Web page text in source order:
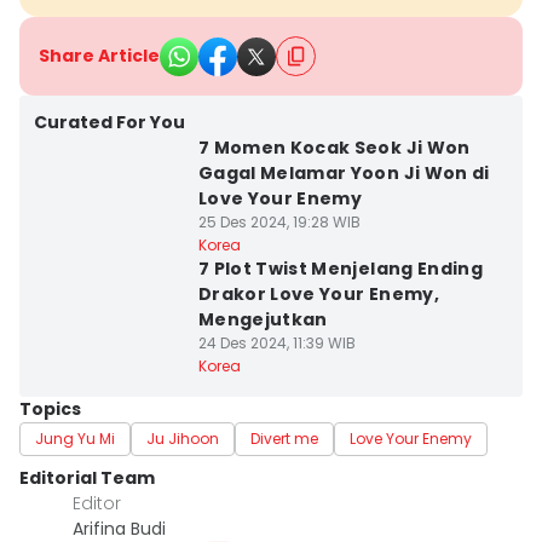
Share Article
Curated For You
7 Momen Kocak Seok Ji Won
Gagal Melamar Yoon Ji Won di
Love Your Enemy
25 Des 2024, 19:28 WIB
Korea
7 Plot Twist Menjelang Ending
Drakor Love Your Enemy,
Mengejutkan
24 Des 2024, 11:39 WIB
Korea
Topics
Jung Yu Mi Ju Jihoon Divert me Love Your Enemy
Editorial Team
Editor
Arifina Budi